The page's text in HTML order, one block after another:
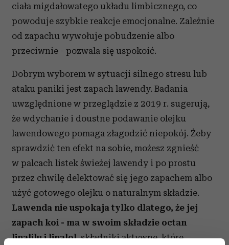
ciała migdałowatego układu limbicznego, co
powoduje szybkie reakcje emocjonalne. Zależnie
od zapachu wywołuje pobudzenie albo
przeciwnie - pozwala się uspokoić.
Dobrym wyborem w sytuacji silnego stresu lub
ataku paniki jest zapach lawendy. Badania
uwzględnione w przeglądzie z 2019 r. sugerują,
że wdychanie i doustne podawanie olejku
lawendowego pomaga złagodzić niepokój. Żeby
sprawdzić ten efekt na sobie, możesz zgnieść
w palcach listek świeżej lawendy i po prostu
przez chwilę delektować się jego zapachem albo
użyć gotowego olejku o naturalnym składzie.
Lawenda nie uspokaja tylko dlatego, że jej
zapach koi - ma w swoim składzie octan
linalilu i linalol, składniki aktywne, które